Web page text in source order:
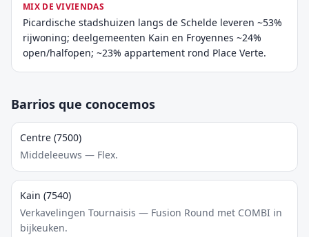
MIX DE VIVIENDAS
Picardische stadshuizen langs de Schelde leveren ~53%
rijwoning; deelgemeenten Kain en Froyennes ~24%
open/halfopen; ~23% appartement rond Place Verte.
Barrios que conocemos
Centre (7500)
Middeleeuws — Flex.
Kain (7540)
Verkavelingen Tournaisis — Fusion Round met COMBI in
bijkeuken.